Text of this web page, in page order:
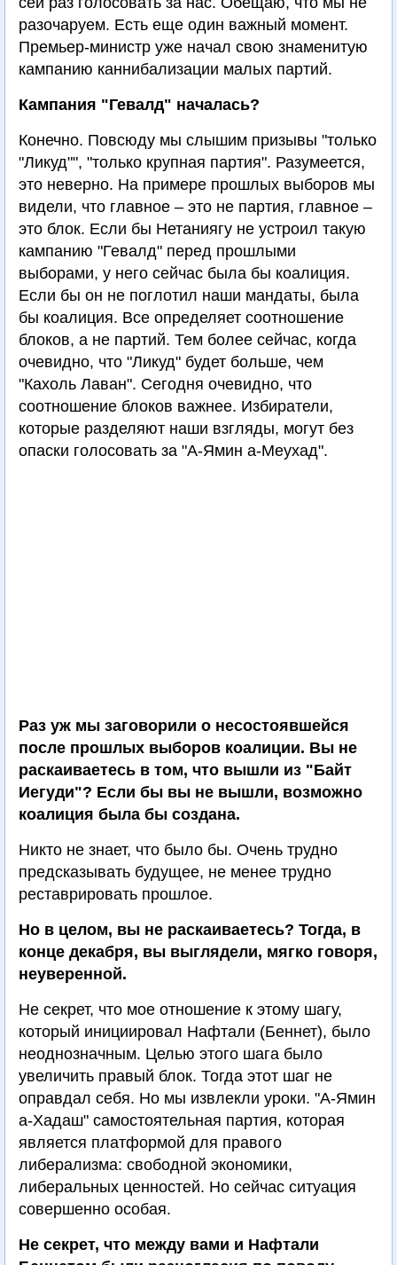
разочаруем. Есть еще один важный момент.
Премьер-министр уже начал свою знаменитую
кампанию каннибализации малых партий.
Кампания "Гевалд" началась?
Конечно. Повсюду мы слышим призывы "только
"Ликуд"", "только крупная партия". Разумеется,
это неверно. На примере прошлых выборов мы
видели, что главное – это не партия, главное –
это блок. Если бы Нетаниягу не устроил такую
кампанию "Гевалд" перед прошлыми
выборами, у него сейчас была бы коалиция.
Если бы он не поглотил наши мандаты, была
бы коалиция. Все определяет соотношение
блоков, а не партий. Тем более сейчас, когда
очевидно, что "Ликуд" будет больше, чем
"Кахоль Лаван". Сегодня очевидно, что
соотношение блоков важнее. Избиратели,
которые разделяют наши взгляды, могут без
опаски голосовать за "А-Ямин а-Меухад".
Раз уж мы заговорили о несостоявшейся
после прошлых выборов коалиции. Вы не
раскаиваетесь в том, что вышли из "Байт
Иегуди"? Если бы вы не вышли, возможно
коалиция была бы создана.
Никто не знает, что было бы. Очень трудно
предсказывать будущее, не менее трудно
реставрировать прошлое.
Но в целом, вы не раскаиваетесь? Тогда, в
конце декабря, вы выглядели, мягко говоря,
неуверенной.
Не секрет, что мое отношение к этому шагу,
который инициировал Нафтали (Беннет), было
неоднозначным. Целью этого шага было
увеличить правый блок. Тогда этот шаг не
оправдал себя. Но мы извлекли уроки. "А-Ямин
а-Хадаш" самостоятельная партия, которая
является платформой для правого
либерализма: свободной экономики,
либеральных ценностей. Но сейчас ситуация
совершенно особая.
Не секрет, что между вами и Нафтали